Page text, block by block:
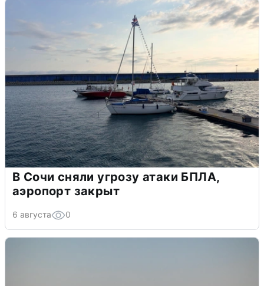
В Сочи сняли угрозу атаки БПЛА,
аэропорт закрыт
6 августа 0